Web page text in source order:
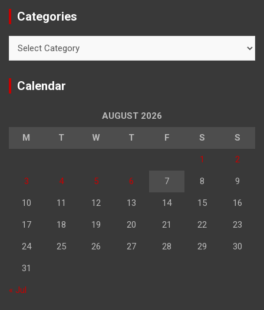
Categories
Calendar
AUGUST 2026
M T W T F S S
1 2
3 4 5 6 7 8 9
10 11 12 13 14 15 16
17 18 19 20 21 22 23
24 25 26 27 28 29 30
31
« Jul